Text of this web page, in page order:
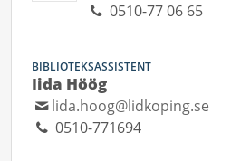
0510-77 06 65
BIBLIOTEKSASSISTENT
Iida Höög
lida.hoog@lidkoping.se
0510-771694